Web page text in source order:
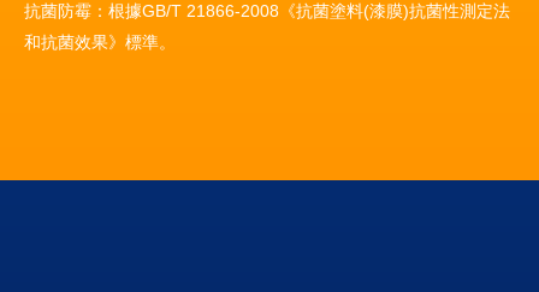
抗菌防霉：根據GB/T 21866-2008《抗菌塗料(漆膜)抗菌性測定法
和抗菌效果》標準。